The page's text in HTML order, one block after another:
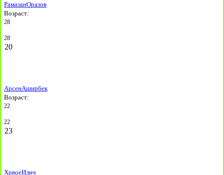
РамазанОразов
Возраст:
28
28
20
АрсенАширбек
Возраст:
22
22
23
ХрвоеИлич